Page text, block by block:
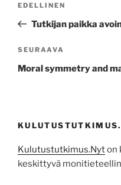
Edellinen
artikkeli
EDELLINEN
Tutkijan paikka
Seuraava
artikkeli
SEURAAVA
Moral symmetry and
Kulutustutkimus.Nyton
keskittyvä